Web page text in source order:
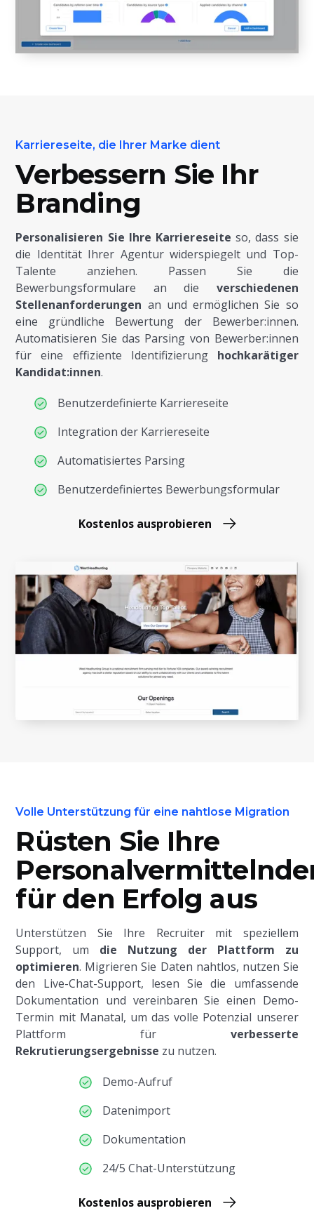
Karriereseite, die Ihrer Marke dient
Verbessern Sie Ihr
Branding
Personalisieren Sie Ihre Karriereseite so, dass sie
die Identität Ihrer Agentur widerspiegelt und Top-
Talente anziehen. Passen Sie die
Bewerbungsformulare an die verschiedenen
Stellenanforderungen an und ermöglichen Sie so
eine gründliche Bewertung der Bewerber:innen.
Automatisieren Sie das Parsing von Bewerber:innen
für eine effiziente Identifizierung hochkarätiger
Kandidat:innen.
Benutzerdefinierte Karriereseite
Integration der Karriereseite
Automatisiertes Parsing
Benutzerdefiniertes Bewerbungsformular
Kostenlos ausprobieren
Volle Unterstützung für eine nahtlose Migration
Rüsten Sie Ihre
für den Erfolg aus
Unterstützen Sie Ihre Recruiter mit speziellem
Support, um die Nutzung der Plattform zu
optimieren. Migrieren Sie Daten nahtlos, nutzen Sie
den Live-Chat-Support, lesen Sie die umfassende
Dokumentation und vereinbaren Sie einen Demo-
Termin mit Manatal, um das volle Potenzial unserer
Plattform für verbesserte
Rekrutierungsergebnisse zu nutzen.
Demo-Aufruf
Datenimport
Dokumentation
24/5 Chat-Unterstützung
Kostenlos ausprobieren